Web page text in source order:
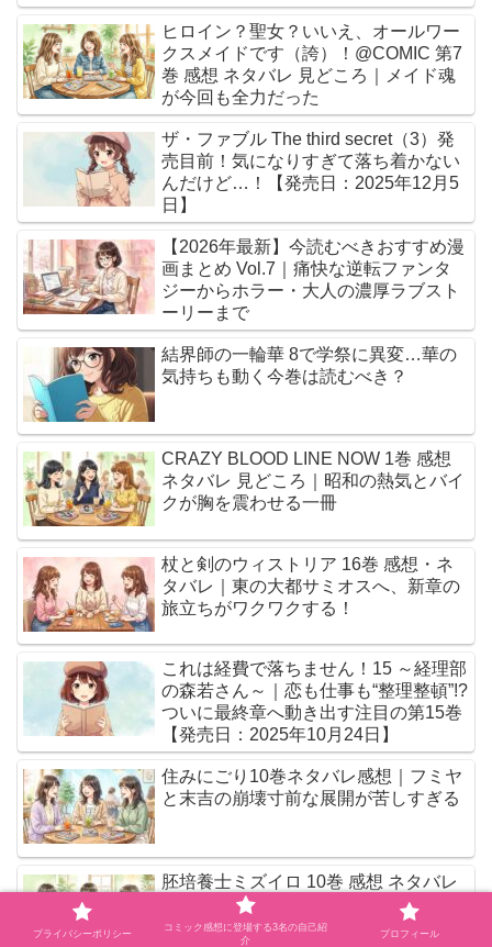
ヒロイン？聖女？いいえ、オールワー
クスメイドです（誇）！@COMIC 第7
巻 感想 ネタバレ 見どころ｜メイド魂
が今回も全力だった
ザ・ファブル The third secret（3）発
売目前！気になりすぎて落ち着かない
んだけど…！【発売日：2025年12月5
日】
【2026年最新】今読むべきおすすめ漫
画まとめ Vol.7｜痛快な逆転ファンタ
ジーからホラー・大人の濃厚ラブスト
ーリーまで
結界師の一輪華 8で学祭に異変…華の
気持ちも動く今巻は読むべき？
CRAZY BLOOD LINE NOW 1巻 感想
ネタバレ 見どころ｜昭和の熱気とバイ
クが胸を震わせる一冊
杖と剣のウィストリア 16巻 感想・ネ
タバレ｜東の大都サミオスへ、新章の
旅立ちがワクワクする！
これは経費で落ちません！15 ～経理部
の森若さん～｜恋も仕事も“整理整頓”!?
ついに最終章へ動き出す注目の第15巻
【発売日：2025年10月24日】
住みにごり10巻ネタバレ感想｜フミヤ
と末吉の崩壊寸前な展開が苦しすぎる
胚培養士ミズイロ 10巻 感想 ネタバレ
見どころ｜人生の選択に向き合う言葉
が胸に残る
プライバシーポリシー
コミック感想に登場する3名の自己紹
介
プロフィール